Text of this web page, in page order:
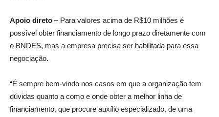
Apoio direto – Para valores acima de R$10 milhões é
possível obter financiamento de longo prazo diretamente com
o BNDES, mas a empresa precisa ser habilitada para essa
negociação.
“É sempre bem-vindo nos casos em que a organização tem
dúvidas quanto a como e onde obter a melhor linha de
financiamento, que procure auxílio especializado, de uma